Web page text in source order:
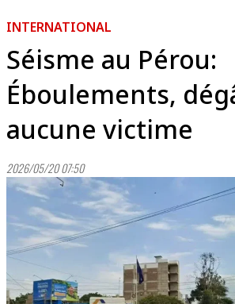
INTERNATIONAL
Séisme au Pérou:
Éboulements,
aucune victime
2026/05/20 07:50